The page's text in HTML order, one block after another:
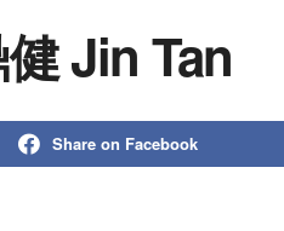
Jin Tan
Share on Facebook